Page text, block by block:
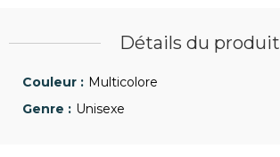
Détails du produit
Multicolore
Unisexe